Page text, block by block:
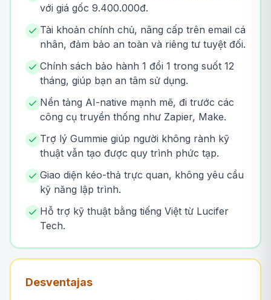
với giá gốc 9.400.000đ.
Tài khoản chính chủ, nâng cấp trên email cá
nhân, đảm bảo an toàn và riêng tư tuyệt đối.
Chính sách bảo hành 1 đổi 1 trong suốt 12
tháng, giúp bạn an tâm sử dụng.
Nền tảng AI-native mạnh mẽ, đi trước các
công cụ truyền thống như Zapier, Make.
Trợ lý Gummie giúp người không rành kỹ
thuật vẫn tạo được quy trình phức tạp.
Giao diện kéo-thả trực quan, không yêu cầu
kỹ năng lập trình.
Hỗ trợ kỹ thuật bằng tiếng Việt từ Lucifer
Tech.
Desventajas